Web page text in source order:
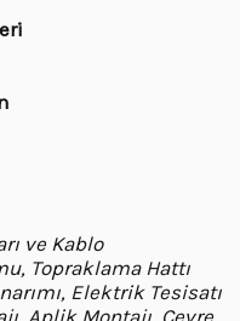
ve Kablo
Topraklama Hattı
Elektrik Tesisatı